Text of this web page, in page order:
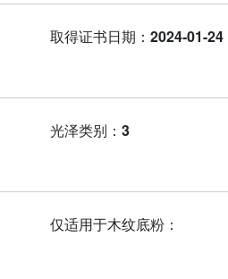
取得证书日期：2024-01-24
光泽类别：3
仅适用于木纹底粉：